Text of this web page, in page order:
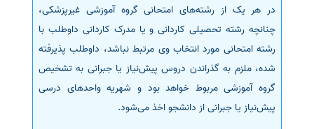
در هر یک از رشته‌های امتحانی گروه آموزشی غیرپزشکی،
چنانچه رشته تحصیلی کاردانی و یا مدرک کاردانی داوطلب با
رشته امتحانی مورد انتخاب وی مرتبط نباشد، داوطلب پذیرفته
شده، ملزم به گذراندن دروس پیش‌نیاز یا جبرانی به تشخیص
گروه آموزشی مربوط خواهد بود و شهریه واحدهای درسی
پیش‌نیاز یا جبرانی از دانشجو اخذ می‌شود.